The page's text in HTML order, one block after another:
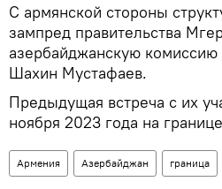
С армянской стороны
зампред правительства
азербайджанскую
Шахин Мустафаев.
Предыдущая встреча с их
ноября 2023 года на
Армения Азербайджан граница